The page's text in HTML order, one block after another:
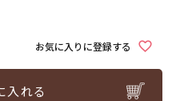
お気に入りに登録する
入れる